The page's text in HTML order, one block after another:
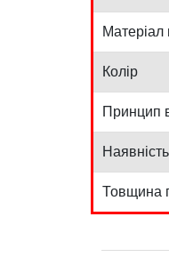
Колір
Принцип
Товщина